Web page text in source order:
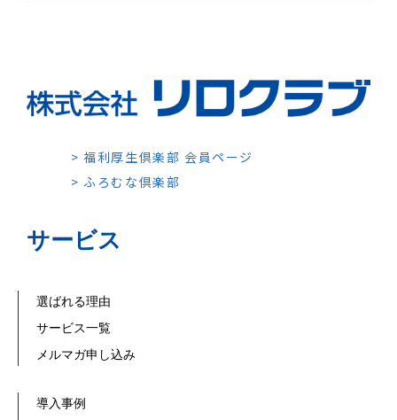
> 福利厚生倶楽部 会員ページ
> ふろむな倶楽部
サービス
選ばれる理由
サービス一覧
メルマガ申し込み
導入事例